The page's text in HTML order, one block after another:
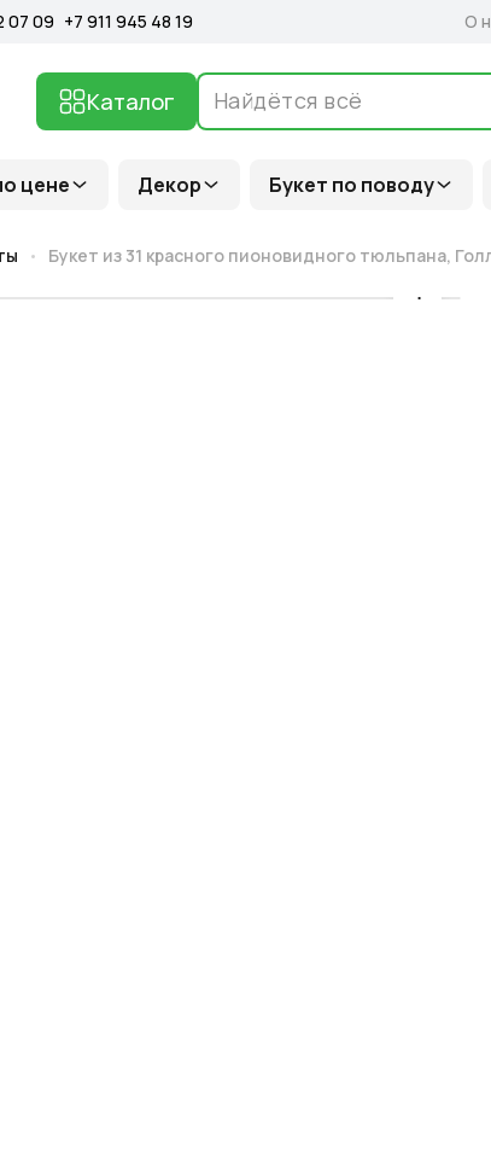
цене Декор Букет по поводу
Каталог
07 09 +7 911 945 48 19 О
Букет из 31 красного пионовидного тюльпана,